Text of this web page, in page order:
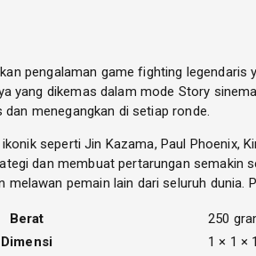
pengalaman game fighting legendaris
yang dikemas dalam mode Story
menegangkan di setiap ronde.
seperti Jin Kazama, Paul Phoenix,
dan membuat pertarungan
melawan pemain lain dari seluruh
Berat
250
Dimensi
1 × 1 ×